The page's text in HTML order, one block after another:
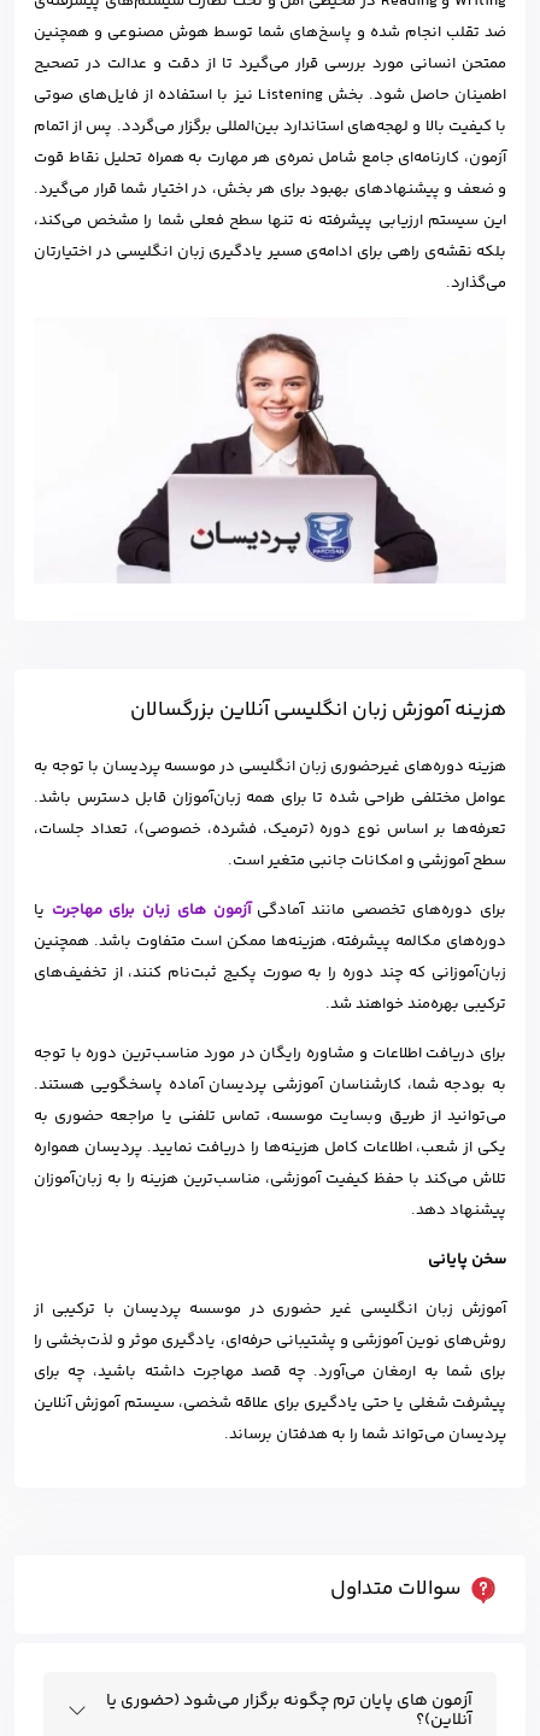
ضد تقلب انجام شده و پاسخ‌های شما توسط هوش مصنوعی و همچنین
ممتحن انسانی مورد بررسی قرار می‌گیرد تا از دقت و عدالت در تصحیح
اطمینان حاصل شود. بخش Listening نیز با استفاده از فایل‌های صوتی
با کیفیت بالا و لهجه‌های استاندارد بین‌المللی برگزار می‌گردد. پس از اتمام
آزمون، کارنامه‌ای جامع شامل نمره‌ی هر مهارت به همراه تحلیل نقاط قوت
و ضعف و پیشنهادهای بهبود برای هر بخش، در اختیار شما قرار می‌گیرد.
این سیستم ارزیابی پیشرفته نه تنها سطح فعلی شما را مشخص می‌کند،
بلکه نقشه‌ی راهی برای ادامه‌ی مسیر یادگیری زبان انگلیسی در اختیارتان
می‌گذارد.
هزینه آموزش زبان انگلیسی آنلاین بزرگسالان
هزینه دوره‌های غیرحضوری زبان انگلیسی در موسسه پردیسان با توجه به
عوامل مختلفی طراحی شده تا برای همه زبان‌آموزان قابل دسترس باشد.
تعرفه‌ها بر اساس نوع دوره (ترمیک، فشرده، خصوصی)، تعداد جلسات،
سطح آموزشی و امکانات جانبی متغیر است.
برای دوره‌های تخصصی مانند آمادگیآزمون ‌های زبان برای مهاجرت یا
دوره‌های مکالمه پیشرفته، هزینه‌ها ممکن است متفاوت باشد. همچنین
زبان‌آموزانی که چند دوره را به صورت پکیج ثبت‌نام کنند، از تخفیف‌های
ترکیبی بهره‌مند خواهند شد.
برای دریافت اطلاعات و مشاوره رایگان در مورد مناسب‌ترین دوره با توجه
به بودجه شما، کارشناسان آموزشی پردیسان آماده پاسخگویی هستند.
می‌توانید از طریق وبسایت موسسه، تماس تلفنی یا مراجعه حضوری به
یکی از شعب، اطلاعات کامل هزینه‌ها را دریافت نمایید. پردیسان همواره
تلاش می‌کند با حفظ کیفیت آموزشی، مناسب‌ترین هزینه را به زبان‌آموزان
پیشنهاد دهد.
سخن پایانی
آموزش زبان انگلیسی غیر حضوری در موسسه پردیسان با ترکیبی از
روش‌های نوین آموزشی و پشتیبانی حرفه‌ای، یادگیری موثر و لذت‌بخشی را
برای شما به ارمغان می‌آورد. چه قصد مهاجرت داشته باشید، چه برای
پیشرفت شغلی یا حتی یادگیری برای علاقه شخصی، سیستم آموزش آنلاین
پردیسان می‌تواند شما را به هدفتان برساند.
سوالات متداول
آزمون های پایان ترم چگونه برگزار می‌شود (حضوری یا
آنلاین)؟